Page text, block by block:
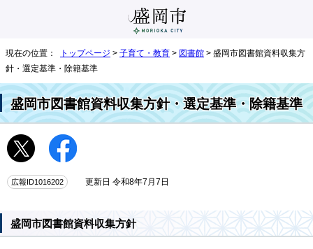
現在の位置： トップページ > 子育て・教育 > 図書館 > 盛岡市図書館資料収集方
針・選定基準・除籍基準
盛岡市図書館資料収集方針・選定基準・除籍基準
広報ID1016202 更新日 令和8年7月7日
盛岡市図書館資料収集方針